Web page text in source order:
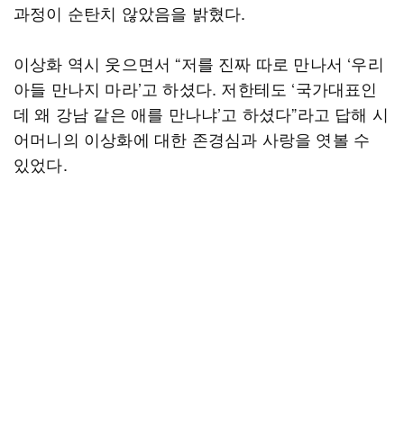
과정이 순탄치 않았음을 밝혔다.
이상화 역시 웃으면서 “저를 진짜 따로 만나서 ‘우리
아들 만나지 마라’고 하셨다. 저한테도 ‘국가대표인
데 왜 강남 같은 애를 만나냐’고 하셨다”라고 답해 시
어머니의 이상화에 대한 존경심과 사랑을 엿볼 수
있었다.